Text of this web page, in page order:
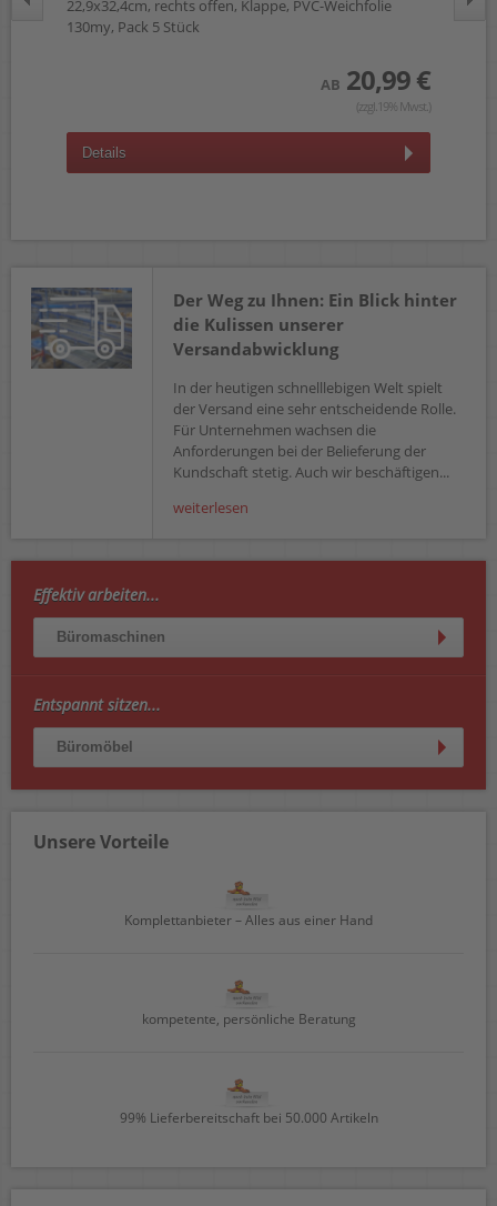
22,9x32,4cm, rechts offen, Klappe, PVC-Weichfolie
130my, Pack 5 Stück
AB 20,99 €
(zzgl.19% Mwst.)
Details
Der Weg zu Ihnen: Ein Blick hinter
die Kulissen unserer
Versandabwicklung
In der heutigen schnelllebigen Welt spielt
der Versand eine sehr entscheidende Rolle.
Für Unternehmen wachsen die
Anforderungen bei der Belieferung der
Kundschaft stetig. Auch wir beschäftigen...
weiterlesen
Effektiv arbeiten...
Büromaschinen
Entspannt sitzen...
Büromöbel
Unsere Vorteile
Komplettanbieter – Alles aus einer Hand
kompetente, persönliche Beratung
99% Lieferbereitschaft bei 50.000 Artikeln